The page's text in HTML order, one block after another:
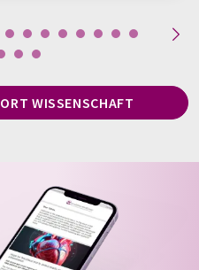
WISSENSCHAFT